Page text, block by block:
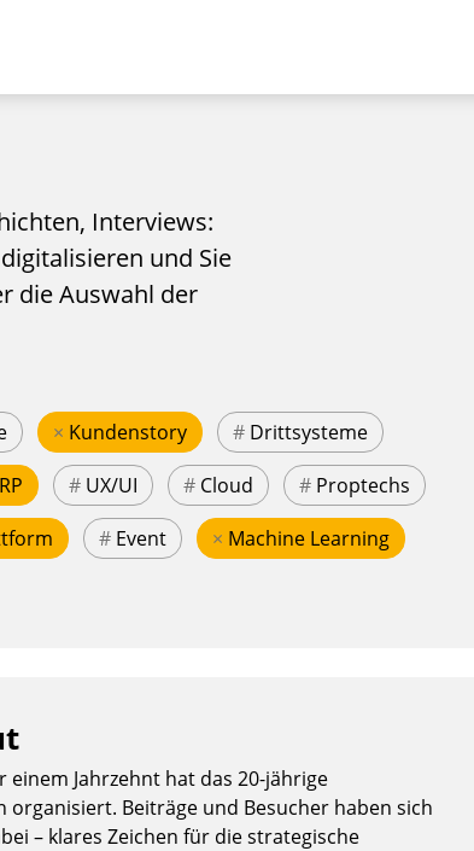
Interviews:
und Sie
die Auswahl der
× Kundenstory # Drittsysteme
# UX/UI # Cloud # Proptechs
# Event × Machine Learning
einem Jahrzehnt hat das 20-jährige
Beiträge und Besucher haben sich
– klares Zeichen für die strategische